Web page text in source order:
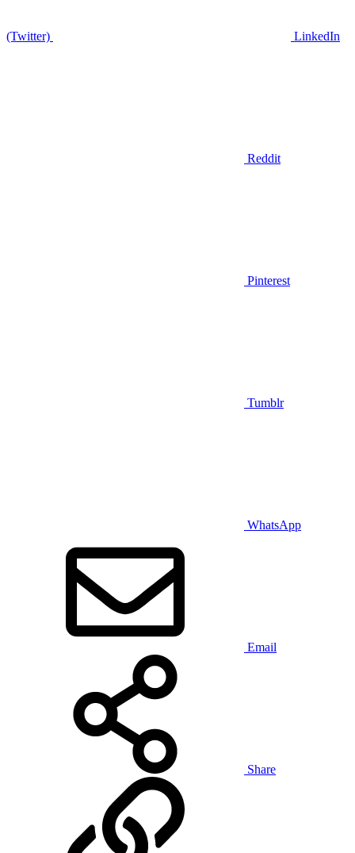
(Twitter) LinkedIn
Reddit
Pinterest
Tumblr
WhatsApp
Email
Share